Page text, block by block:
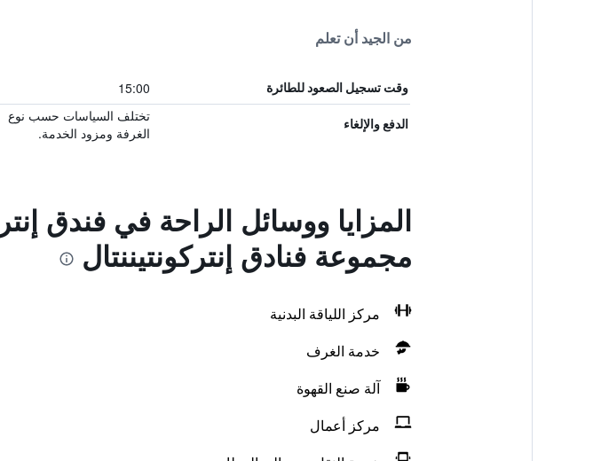
من الجيد أن تعلم
وقت تسجيل الصعود للطائرة 15:00
الدفع والإلغاء
تختلف السياسات حسب نوع
الغرفة ومزود الخدمة.
المزايا ووسائل الراحة في فندق
مجموعة فنادق إنتركونتيننتال
مركز اللياقة البدنية
خدمة الغرف
آلة صنع القهوة
مركز أعمال